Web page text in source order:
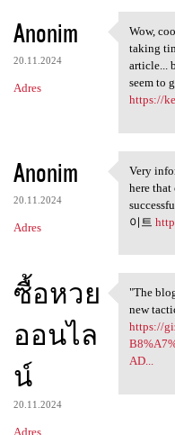
Anonim
20.11.2024
Adres
Wow,
Wow,
taking
article...
seem to
https://
Anonim
20.11.2024
Adres
Very
Very
here that
이트
ซื้อหวย
ออนไล
น์
20.11.2024
Adres
"The
"The
new
https://
AD...